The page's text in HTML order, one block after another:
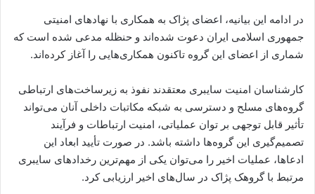
در ادامه این بیانیه، اعضای پژاک به همکاری با نهادهای امنیتی
جمهوری اسلامی ایران دعوت شده‌اند و حنظله مدعی شده است که
شماری از اعضای این گروه تاکنون همکاری‌هایی را آغاز کرده‌اند.
کارشناسان امنیت سایبری معتقدند نفوذ به زیرساخت‌های ارتباطی
گروه‌های مسلح و دسترسی به شبکه مکاتبات داخلی آنان می‌تواند
تأثیر قابل توجهی بر توان عملیاتی، امنیت ارتباطات و فرآیند
تصمیم‌گیری این گروه‌ها داشته باشد. در صورت تأیید ابعاد این
ادعاها، عملیات اخیر را می‌توان یکی از مهم‌ترین رخدادهای سایبری
مرتبط با گروهک پژاک در سال‌های اخیر ارزیابی کرد.